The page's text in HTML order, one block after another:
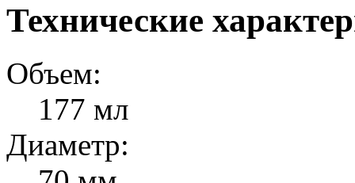
Технические
Объем:
177 мл
Диаметр: